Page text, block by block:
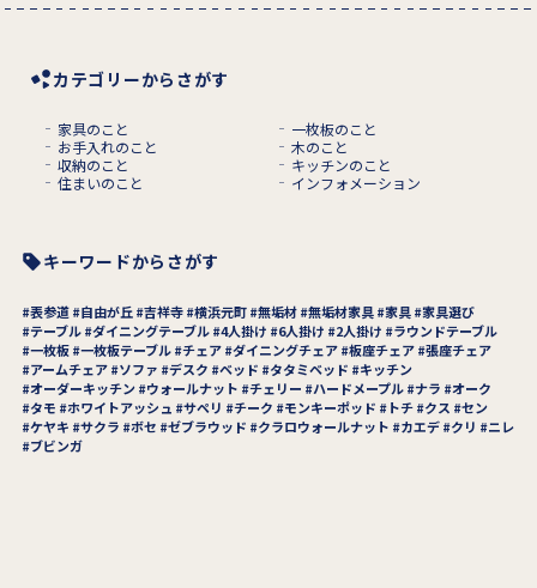
カテゴリーからさがす
家具のこと
一枚板のこと
お手入れのこと
木のこと
収納のこと
キッチンのこと
住まいのこと
インフォメーション
キーワードからさがす
表参道 自由が丘 吉祥寺 横浜元町 無垢材 無垢材家具 家具
家具選び
テーブル ダイニングテーブル 4人掛け 6人掛け 2人掛け
ラウンドテーブル
一枚板 一枚板テーブル チェア ダイニングチェア 板座チェア 張座チェア
アームチェア
ソファ デスク ベッド タタミベッド
キッチン
オーダーキッチン
ウォールナット チェリー ハードメープル ナラ
オーク
タモ
ホワイトアッシュ サペリ チーク モンキーポッド トチ クス
セン
ケヤキ
サクラ ボセ ゼブラウッド クラロウォールナット カエデ クリ
ニレ
ブビンガ